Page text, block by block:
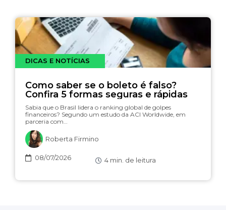
DICAS E NOTÍCIAS
Como saber se o boleto é falso?
Confira 5 formas seguras e rápidas
Sabia que o Brasil lidera o ranking global de golpes
financeiros? Segundo um estudo da ACI Worldwide, em
parceria com…
Roberta Firmino
08/07/2026 4 min. de leitura